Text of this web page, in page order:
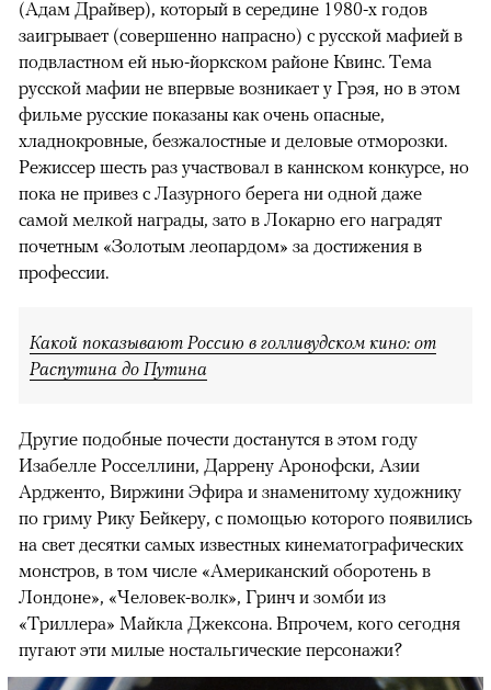
(Адам Драйвер), который в середине 1980-х годов
заигрывает (совершенно напрасно) с русской мафией в
подвластном ей нью-йоркском районе Квинс. Тема
русской мафии не впервые возникает у Грэя, но в этом
фильме русские показаны как очень опасные,
хладнокровные, безжалостные и деловые отморозки.
Режиссер шесть раз участвовал в каннском конкурсе, но
пока не привез с Лазурного берега ни одной даже
самой мелкой награды, зато в Локарно его наградят
почетным «Золотым леопардом» за достижения в
профессии.
Какой показывают Россию в голливудском кино: от
Распутина до Путина
Другие подобные почести достанутся в этом году
Изабелле Росселлини, Даррену Аронофски, Азии
Ардженто, Виржини Эфира и знаменитому художнику
по гриму Рику Бейкеру, с помощью которого появились
на свет десятки самых известных кинематографических
монстров, в том числе «Американский оборотень в
Лондоне», «Человек-волк», Гринч и зомби из
«Триллера» Майкла Джексона. Впрочем, кого сегодня
пугают эти милые ностальгические персонажи?